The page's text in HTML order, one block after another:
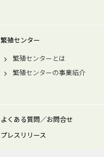
繁殖センター
繁殖センターとは
繁殖センターの事業紹介
よくある質問／お問合せ
プレスリリース